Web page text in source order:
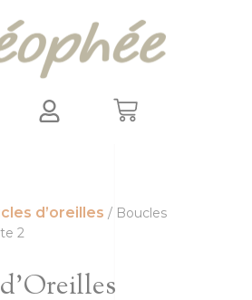
d’oreilles / Boucles
2